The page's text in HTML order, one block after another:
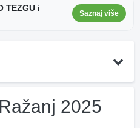
TEZGU i
Saznaj više
2025